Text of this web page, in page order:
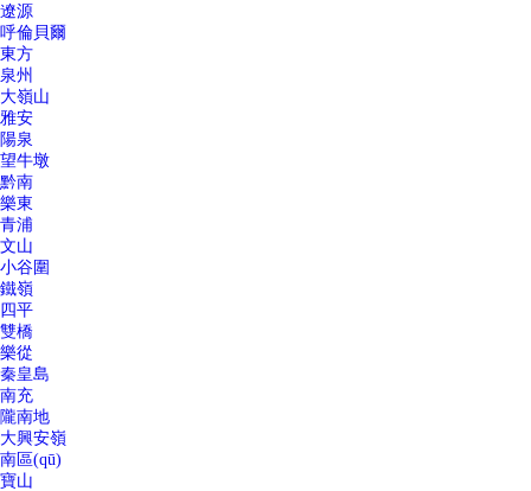
遼源
呼倫貝爾
東方
泉州
大嶺山
雅安
陽泉
望牛墩
黔南
樂東
青浦
文山
小谷圍
鐵嶺
四平
雙橋
樂從
秦皇島
南充
隴南地
大興安嶺
南區(qū)
寶山